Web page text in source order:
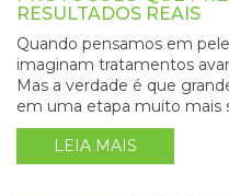
RESULTADOS REAIS
Quando pensamos em
imaginam tratamentos
Mas a verdade é que
em uma etapa muito mais
LEIA MAIS